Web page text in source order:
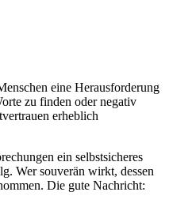
eine Herausforderung
zu finden oder negativ
erheblich
ein selbstsicheres
Wer souverän wirkt, dessen
Die gute Nachricht: